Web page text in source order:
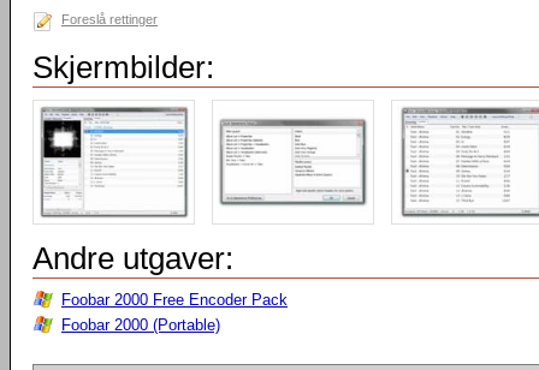
Foreslå rettinger
Skjermbilder:
Andre utgaver:
Foobar 2000 Free Encoder Pack
Foobar 2000 (Portable)